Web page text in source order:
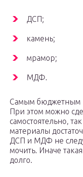
ДСП;
камень;
мрамор;
МДФ.
Самым бюджетным
При этом можно
самостоятельно,
материалы
ДСП и МДФ не
мочить. Иначе
долго.